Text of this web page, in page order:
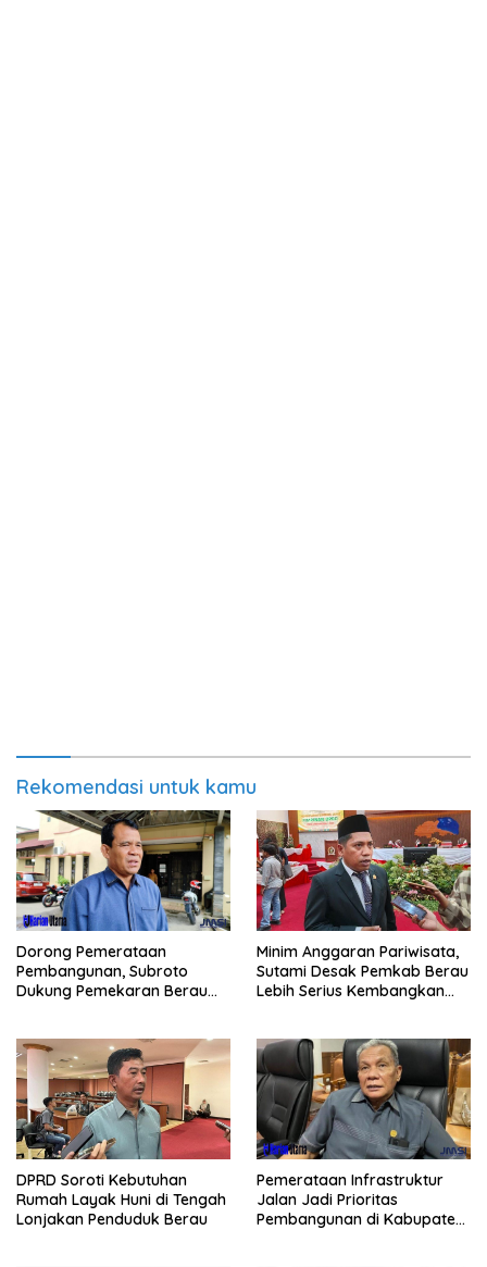
Rekomendasi untuk kamu
Dorong Pemerataan
Pembangunan, Subroto
Dukung Pemekaran Berau
Minim Anggaran Pariwisata,
Sutami Desak Pemkab Berau
Lebih Serius Kembangkan
DPRD Soroti Kebutuhan
Rumah Layak Huni di Tengah
Lonjakan Penduduk Berau
Pemerataan Infrastruktur
Jalan Jadi Prioritas
Pembangunan di Kabupaten